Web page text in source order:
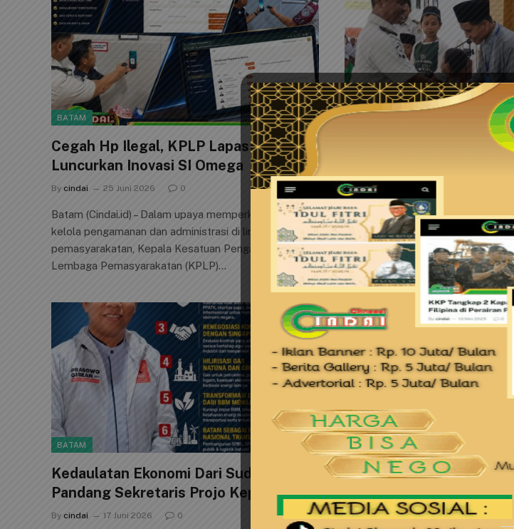
BATAM
Cegah Hp Ilegal, KPLP Lapas Batam
Luncurkan Inovasi SI Omega
By cindai 25 Juni 2026 0
Batam (Cindai.id) – Dalam upaya memperkuat tata
kelola pengamanan dan administrasi di lingkungan
pemasyarakatan, Kepala Kesatuan Pengamanan
Lembaga Pemasyarakatan (KPLP)…
Lapas Batam Sambut
dengan Tausiyah
Sosial
By cindai 19 Juni 2026
Batam (Cindai.id) – Lembaga
Kelas IIA Batam menggelar
Islam 1448 Hijriah di Masjid At-
BATAM
Kedaulatan Ekonomi Dari Sudut
Pandang Sekretaris Projo Kepri
By cindai 17 Juni 2026 0
BATAM
Rutan Batam Gandeng
Sosialisasi Bahaya
Warga Binaan